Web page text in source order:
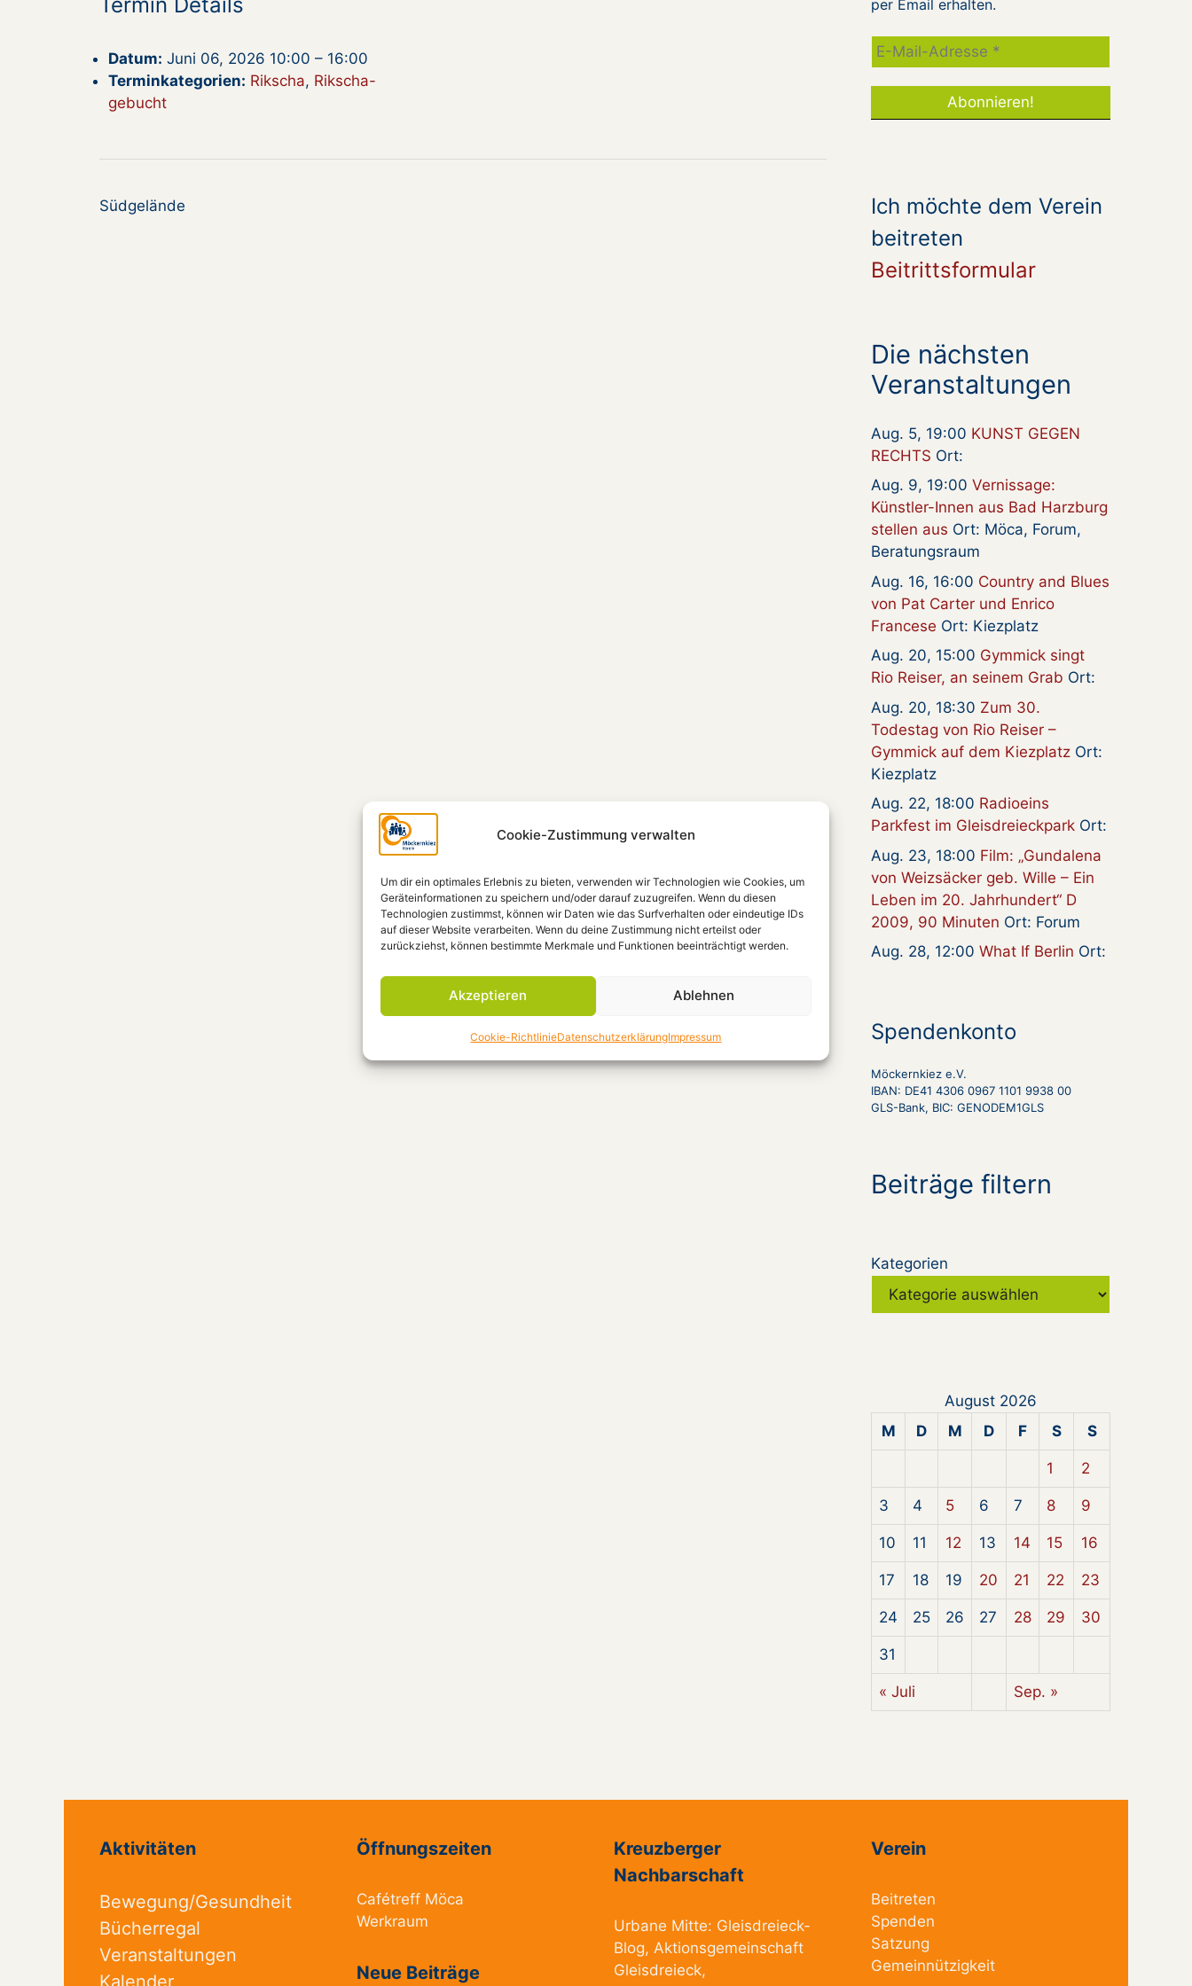
Cookie-Zustimmung verwalten
Um dir ein optimales Erlebnis zu bieten, verwenden wir Technologien wie Cookies, um
Geräteinformationen zu speichern und/oder darauf zuzugreifen. Wenn du diesen
Technologien zustimmst, können wir Daten wie das Surfverhalten oder eindeutige IDs
auf dieser Website verarbeiten. Wenn du deine Zustimmung nicht erteilst oder
zurückziehst, können bestimmte Merkmale und Funktionen beeinträchtigt werden.
Akzeptieren Ablehnen
Cookie-RichtlinieDatenschutzerklärungImpressum
Datum: Juni 06, 2026 10:00 – 16:00
Terminkategorien: Rikscha, Rikscha-
gebucht
Südgelände
per Email erhalten.
Ich möchte dem Verein
beitreten
Beitrittsformular
Die nächsten
Veranstaltungen
Aug. 5, 19:00 KUNST GEGEN
RECHTS Ort:
Aug. 9, 19:00 Vernissage:
Künstler-Innen aus Bad Harzburg
stellen aus Ort: Möca, Forum,
Beratungsraum
Aug. 16, 16:00 Country and Blues
von Pat Carter und Enrico
Francese Ort: Kiezplatz
Aug. 20, 15:00 Gymmick singt
Rio Reiser, an seinem Grab Ort:
Aug. 20, 18:30 Zum 30.
Todestag von Rio Reiser –
Gymmick auf dem Kiezplatz Ort:
Kiezplatz
Aug. 22, 18:00 Radioeins
Parkfest im Gleisdreieckpark Ort:
Aug. 23, 18:00 Film: „Gundalena
von Weizsäcker geb. Wille – Ein
Leben im 20. Jahrhundert“ D
2009, 90 Minuten Ort: Forum
Aug. 28, 12:00 What If Berlin Ort:
Spendenkonto
Möckernkiez e.V.
IBAN: DE41 4306 0967 1101 9938 00
GLS-Bank, BIC: GENODEM1GLS
Beiträge filtern
Kategorien
August 2026
M
D M D F S S
1 2
3 4 5 6 7 8 9
10 11 12 13 14 15 16
17 18 19 20 21 22 23
24 25 26 27 28 29 30
31
« Juli Sep. »
Aktivitäten
Bewegung/Gesundheit
Bücherregal
Veranstaltungen
Kalender
Öffnungszeiten
Cafétreff Möca
Werkraum
Neue Beiträge
Kreuzberger
Nachbarschaft
Urbane Mitte: Gleisdreieck-
Blog, Aktionsgemeinschaft
Gleisdreieck,
Verein
Beitreten
Spenden
Satzung
Gemeinnützigkeit